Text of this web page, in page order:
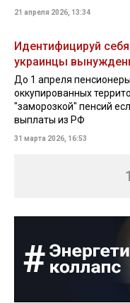
21 апреля 2026, 13:34
Идентифицируй
украинцы
До 1 апреля
оккупированных
"заморозкой" пенсий
выплаты из РФ
31 марта 2026, 16:53